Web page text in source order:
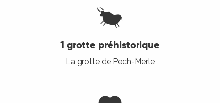
1 grotte préhistorique
La grotte de Pech-Merle